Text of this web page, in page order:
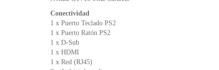
Conectividad
1 x Puerto Teclado PS2
1 x Puerto Ratón PS2
1 x D-Sub
1 x HDMI
1 x Red (RJ45)